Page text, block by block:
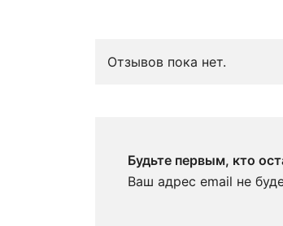
Отзывов пока нет.
Будьте первым, кто
Ваш адрес email не